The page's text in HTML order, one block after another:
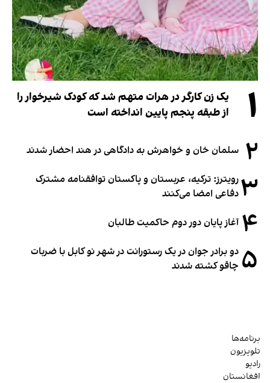
۱
یک زن کارگر در هرات متهم شد که کودک شیرخوار را
از طبقه پنجم پایین انداخته است
۲ سلمان خان و خواهرش به دادگاهی در هند احضار شدند
۳رویترز: ترکیه، عربستان و پاکستان توافقنامه مشترک
دفاعی امضا می‌کنند
۴ آغاز پایان دور دوم حاکمیت طالبان
۵ دو برادر جوان در یک رستورانت در شهر نو کابل با ضربات
چاقو کشته شدند
برنامه‌ها
تلویزیون
رادیو
افغانستان